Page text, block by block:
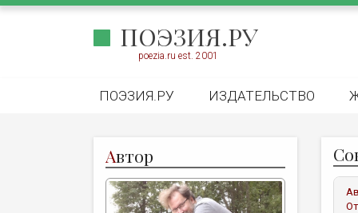
ПОЭЗИЯ.РУ
poezia.ru est. 2001
ПОЭЗИЯ.РУ ИЗДАТЕЛЬСТВО
Автор